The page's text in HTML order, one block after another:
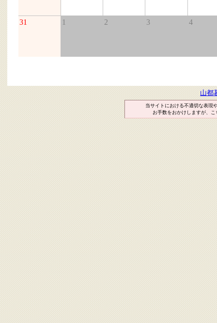
31 1 2 3 4
山都
当サイトにおける不適切な表現
お手数をおかけしますが、こ